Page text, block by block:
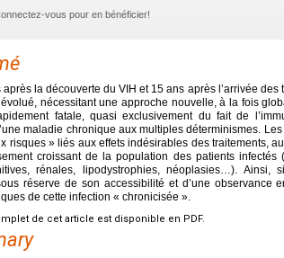
vous pour en bénéficier!
après la découverte du VIH et 15 ans après l’arrivée des
évolué, nécessitant une approche nouvelle, à la fois
fatale, quasi exclusivement du fait de
maladie chronique aux multiples déterminismes.
risques » liés aux effets indésirables des traitements,
croissant de la population des patients infectés
rénales, lipodystrophies, néoplasies…).
réserve de son accessibilité et d’une observance
de cette infection « chronicisée ».
de cet article est disponible en PDF.